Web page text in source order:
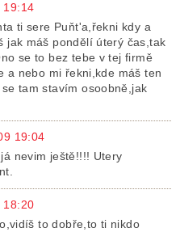
19:14
ti sere Puňt'a,řekni kdy a
jak máš pondělí úterý čas,tak
se to bez tebe v tej firmě
a nebo mi řekni,kde máš ten
tam stavím osoobně,jak
19:04
nevim ještě!!!! Utery
18:20
to dobře,to ti nikdo